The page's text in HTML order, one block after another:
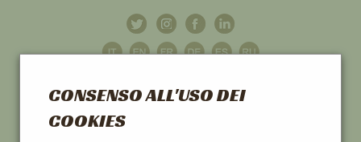
CONSENSO ALL'USO DEI
COOKIES